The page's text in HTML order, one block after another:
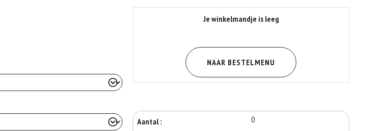
Je winkelmandje is leeg
NAAR BESTELMENU
Aantal : 0